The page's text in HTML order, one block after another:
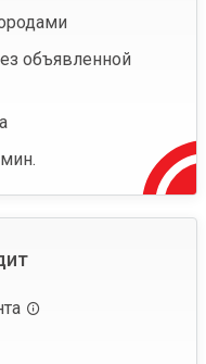
объявленной